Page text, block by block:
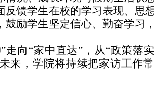
馈学生在校的学习表现、思
励学生坚定信心、勤奋学习
走向“家中直达”，从“政策落
来，学院将持续把家访工作